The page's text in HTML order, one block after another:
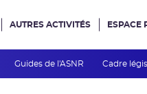
Guides de l'ASNR Cadre
AUTRES ACTIVITÉS ESPACE